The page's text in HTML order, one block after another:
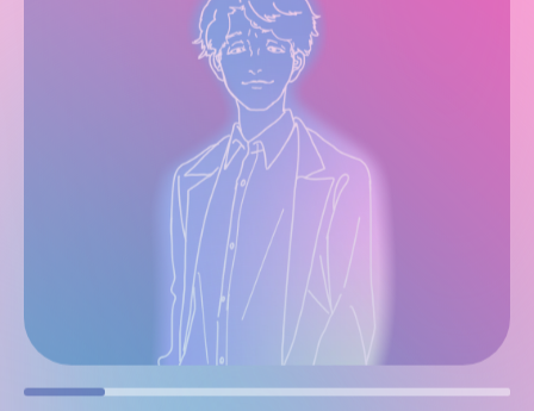
item
item
item
item
item
item
Item
1